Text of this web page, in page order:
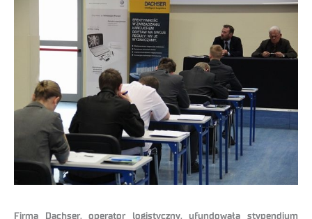
Firma Dachser, operator logistyczny, ufundowała stypendium